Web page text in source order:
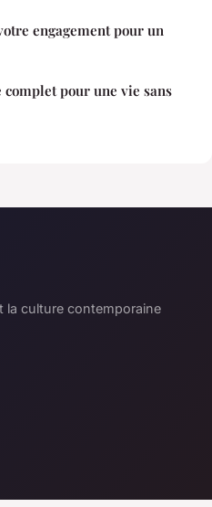
engagement pour un
pour une vie sans
la culture contemporaine